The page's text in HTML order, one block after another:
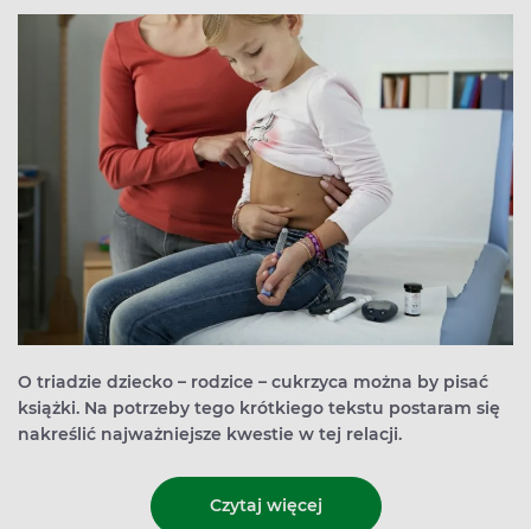
O triadzie dziecko – rodzice – cukrzyca można by pisać
książki. Na potrzeby tego krótkiego tekstu postaram się
nakreślić najważniejsze kwestie w tej relacji.
Czytaj więcej